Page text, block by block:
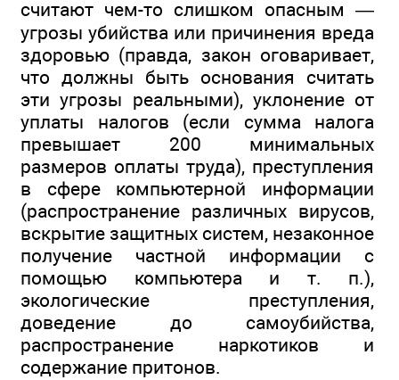
считают чем-то слишком опасным —
угрозы убийства или причинения вреда
здоровью (правда, закон оговаривает,
что должны быть основания считать
эти угрозы реальными), уклонение от
уплаты налогов (если сумма налога
превышает 200 минимальных
размеров оплаты труда), преступления
в сфере компьютерной информации
(распространение различных вирусов,
вскрытие защитных систем, незаконное
получение частной информации с
помощью компьютера и т. п.),
экологические преступления,
доведение до самоубийства,
распространение наркотиков и
содержание притонов.